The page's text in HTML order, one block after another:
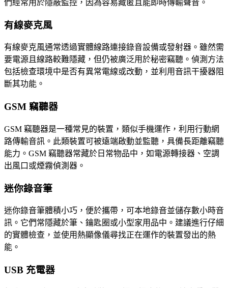
們經常用於隱蔽監控，因為容易藏匿且能即時傳輸聲音。
有線麥克風
有線麥克風通常透過實體線路連接錄音設備或發射器。雖然需
要電源且線路較難隱藏，但仍被廣泛用於秘密竊聽。偵測方法
包括檢查環境中是否有異常電線或改動，並利用音訊干擾器阻
斷其功能。
GSM 竊聽器
GSM 竊聽器是一種常見的裝置，類似手機運作，利用行動網
路傳輸音訊。此類裝置可被遠端啟動並監聽，具備長距離竊聽
能力。GSM 竊聽器常藏於日常物品中，如電源轉接器、空調
出風口或煙霧偵測器。
迷你錄音筆
迷你錄音筆體積小巧，便於攜帶，可本地錄音並儲存數小時音
訊。它們常隱藏於筆、鑰匙圈或小型家用品中。建議進行仔細
的實體檢查，並使用熱顯像儀尋找正在運作的裝置發出的熱
能。
USB 充電器